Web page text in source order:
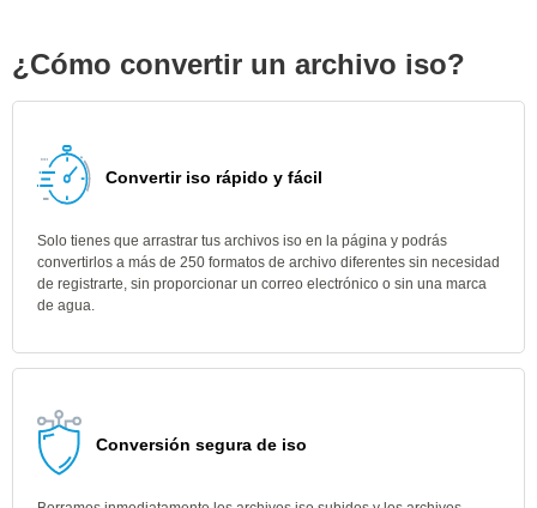
¿Cómo convertir un archivo iso?
Convertir iso rápido y fácil
Solo tienes que arrastrar tus archivos iso en la página y podrás
convertirlos a más de 250 formatos de archivo diferentes sin necesidad
de registrarte, sin proporcionar un correo electrónico o sin una marca
de agua.
Conversión segura de iso